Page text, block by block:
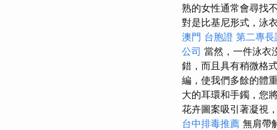
熟的女性通常會尋找
對是比基尼形式，泳
澳門 台胞證 第二專長
公司 當然，一件泳衣
錯，而且具有稍微格
編，使我們多餘的體
大的耳環和手鐲，您
花卉圖案吸引著凝視
台中排毒推薦 無肩帶